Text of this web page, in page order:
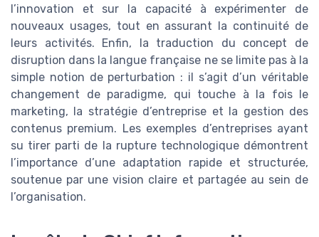
l’innovation et sur la capacité à expérimenter de
nouveaux usages, tout en assurant la continuité de
leurs activités. Enfin, la traduction du concept de
disruption dans la langue française ne se limite pas à la
simple notion de perturbation : il s’agit d’un véritable
changement de paradigme, qui touche à la fois le
marketing, la stratégie d’entreprise et la gestion des
contenus premium. Les exemples d’entreprises ayant
su tirer parti de la rupture technologique démontrent
l’importance d’une adaptation rapide et structurée,
soutenue par une vision claire et partagée au sein de
l’organisation.